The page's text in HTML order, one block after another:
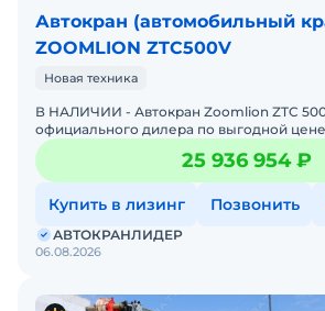
Автокран (автомобильный
ZOOMLION ZTC500V
Новая техника
В НАЛИЧИИ - Автокран Zoomlion ZTC
официального дилера по выгодной
технику и комплектующие - 2025 год
25 936 954 ₽
Купить в лизинг Позвонить
06.08.2026
АВТОКРАНЛИДЕР